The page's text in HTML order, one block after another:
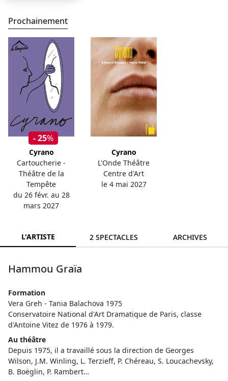
Prochainement
- 25%
Cyrano
Cartoucherie -
Théâtre de la
Tempête
du 26 févr. au 28
mars 2027
Cyrano
L'Onde Théâtre
Centre d'Art
le 4 mai 2027
L'ARTISTE 2 SPECTACLES ARCHIVES
Hammou Graïa
Formation
Vera Greh - Tania Balachova 1975
Conservatoire National d'Art Dramatique de Paris, classe
d'Antoine Vitez de 1976 à 1979.
Au théâtre
Depuis 1975, il a travaillé sous la direction de Georges
Wilson, J.M. Winling, L. Terzieff, P. Chéreau, S. Loucachevsky,
B. Boëglin, P. Rambert…